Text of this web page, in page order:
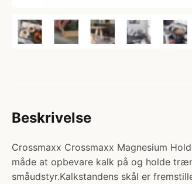
Beskrivelse
Crossmaxx Crossmaxx Magnesium
måde at opbevare kalk på og holde
småudstyr.Kalkstandens skål er